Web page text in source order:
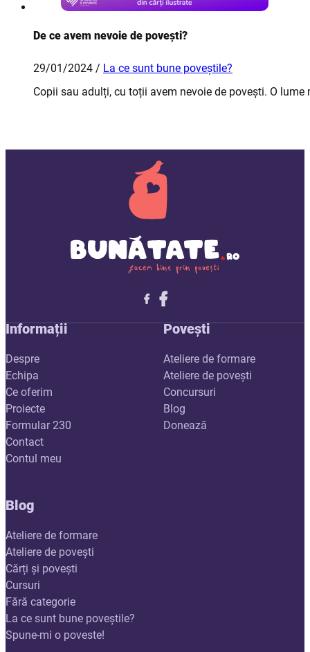
De ce avem nevoie de povești?
29/01/2024 / La ce sunt bune poveștile?
Copii sau adulți, cu toții avem nevoie de povești. O
Follow me on X
Follow me on LinkedIn
Follow me on X
Informații
Despre
Echipa
Ce oferim
Proiecte
Formular 230
Contact
Contul meu
Povești
Ateliere de formare
Ateliere de povești
Concursuri
Blog
Donează
Blog
Ateliere de formare
Ateliere de povești
Cărți și povești
Cursuri
Fără categorie
La ce sunt bune poveștile?
Spune-mi o poveste!